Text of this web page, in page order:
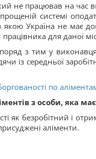
не працював на час
системі
якою Україна не має
для даної
з тим у виконавця
із середньої
по
з особи, яка має
як безробітний і
аліменти.